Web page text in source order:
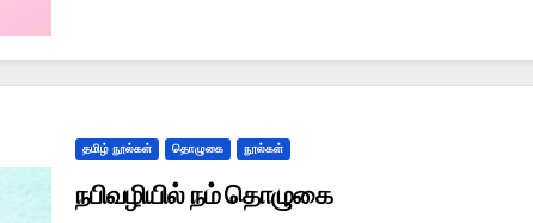
தமிழ் நூல்கள் தொழுகை நூல்கள்
நபிவழியில் நம் தொழுகை